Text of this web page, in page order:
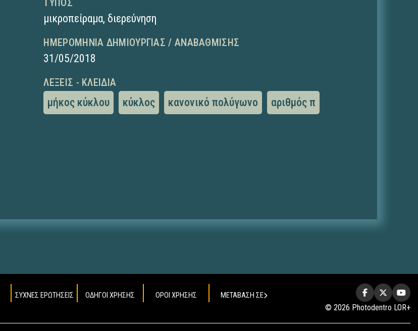
ΤΎΠΟΣ
μικροπείραμα, διερεύνηση
ΗΜΕΡΟΜΗΝΊΑ ΔΗΜΙΟΥΡΓΊΑΣ / ΑΝΑΒΆΘΜΙΣΗΣ
31/05/2018
ΛΈΞΕΙΣ - ΚΛΕΙΔΙΆ
μήκος κύκλου κύκλος κανονικό πολύγωνο αριθμός π
ΣΥΧΝΕΣ ΕΡΩΤΗΣΕΙΣ ΟΔΗΓΟΙ ΧΡΗΣΗΣ ΟΡΟΙ ΧΡΗΣΗΣ ΜΕΤΑΒΑΣΗ ΣΕ
© 2026 Photodentro LOR+